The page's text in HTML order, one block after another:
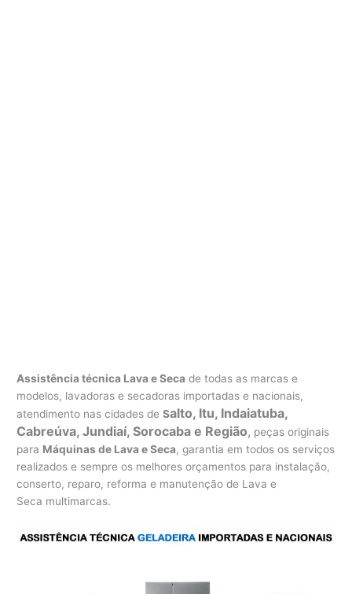
Assistência técnica Lava e Seca de todas as marcas e
modelos, lavadoras e secadoras importadas e nacionais,
atendimento nas cidades deSalto, Itu, Indaiatuba,
Cabreúva, Jundiaí, Sorocaba e Região, peças originais
para Máquinas de Lava e Seca, garantia em todos os serviços
realizados e sempre os melhores orçamentos para instalação,
conserto, reparo, reforma e manutenção de Lava e
Seca multimarcas.